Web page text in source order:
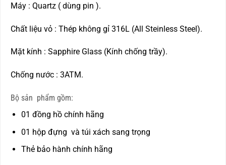
Máy : Quartz ( dùng pin ).
Chất liệu vỏ : Thép không gỉ 316L (All Steinless Steel).
Mặt kính : Sapphire Glass (Kính chống trầy).
Chống nước : 3ATM.
Bộ sản phẩm gồm:
01 đồng hồ chính hãng
01 hộp đựng và túi xách sang trọng
Thẻ bảo hành chính hãng